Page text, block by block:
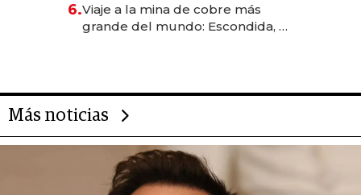
6.Viaje a la mina de cobre más
grande del mundo: Escondida, el
Más noticias